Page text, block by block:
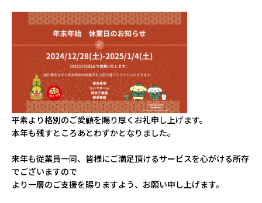
平素より格別のご愛顧を賜り厚くお礼申し上げます。
本年も残すところあとわずかとなりました。
来年も従業員一同、皆様にご満足頂けるサービスを心がける所存
でございますので
より一層のご支援を賜りますよう、お願い申し上げます。